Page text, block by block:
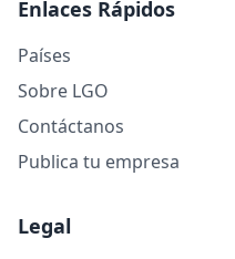
Enlaces Rápidos
Países
Sobre LGO
Contáctanos
Publica tu empresa
Legal